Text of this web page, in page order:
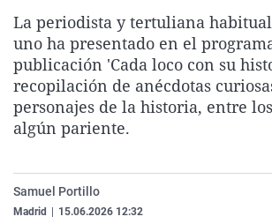
El
El tiempo
Más noticias
La periodista y tertuliana
uno ha presentado en el
publicación 'Cada loco con su
recopilación de anécdotas
personajes de la historia, entre
algún pariente.
Samuel Portillo
Madrid 15.06.2026 12:32